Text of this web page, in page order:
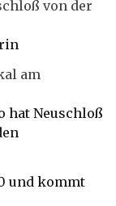
hat Neuschloß
und kommt